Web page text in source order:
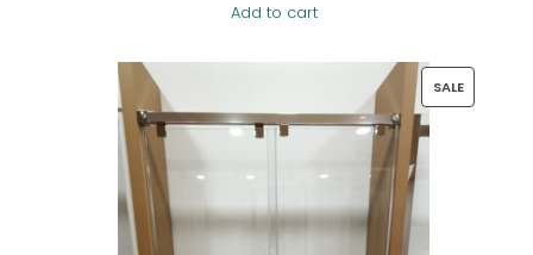
Add to cart
SALEPRODUCT